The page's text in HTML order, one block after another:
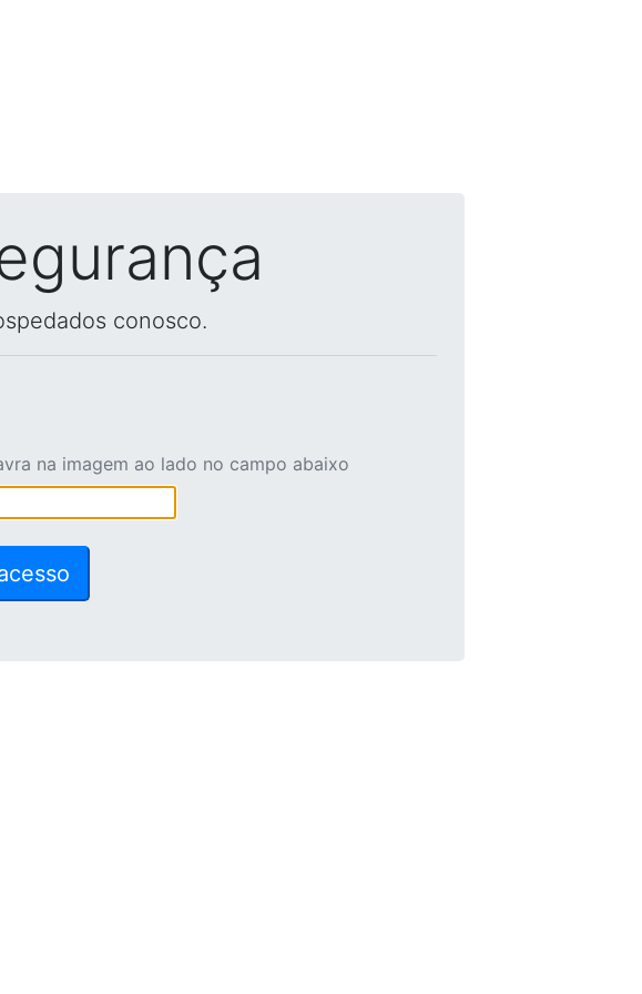
conosco.
na imagem ao lado no campo abaixo